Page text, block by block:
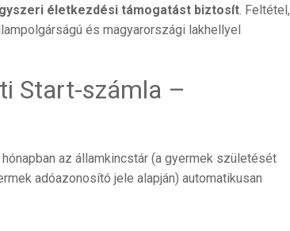
életkezdési támogatást biztosít . Feltétel,
és magyarországi lakhellyel
Start-számla –
az államkincstár (a gyermek születését
adóazonosító jele alapján) automatikusan